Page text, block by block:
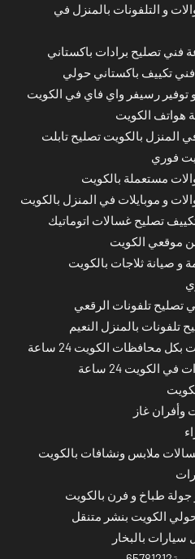
و التلفونات بالمنزل في
تكييف باكستاني حولي
توفير رسيفر واي فاي في الكويت
هواتف الكويت
المنزل بالكويت تصليح تابلت
فوري
مستعملة بالكويت
و موبايلات في المنزل بالكويت
تصليح غسالات اتوماتيك
موقعي الكويت
و صيانة ثلاجات بالكويت
تصليح تلفونات الرقعي
تلفونات بالمنزل النعيم
محافظات الكويت 24 ساعة
الكويت 24 ساعة
غاز
ملابس ونشافات بالكويت
طباخ و فرن بالكويت
الكويت بنشر متنقل
بالبخار